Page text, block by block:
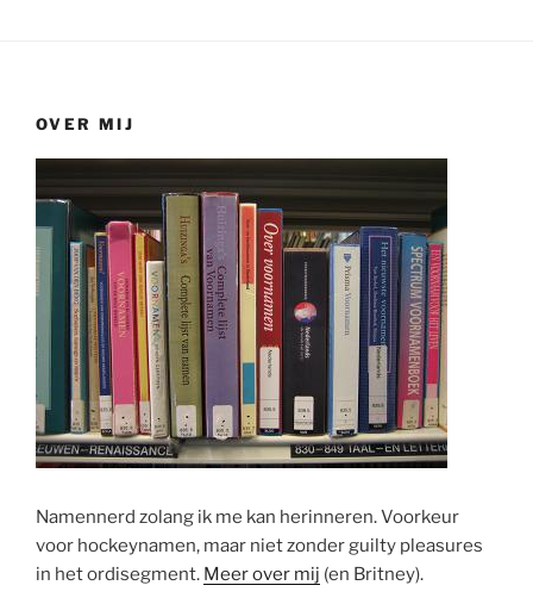
OVER MIJ
Namennerd zolang ik me kan herinneren. Voorkeur
voor hockeynamen, maar niet zonder guilty pleasures
in het ordisegment. Meer over mij (en Britney).